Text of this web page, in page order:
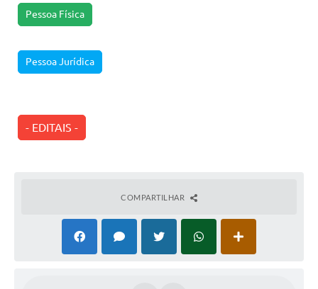
Fiscalização
Relatórios Anuais – Ouvidoria
Ouvidoria
Audiências Públicas
Pessoa Física
Pessoa Jurídica
- EDITAIS -
COMPARTILHAR